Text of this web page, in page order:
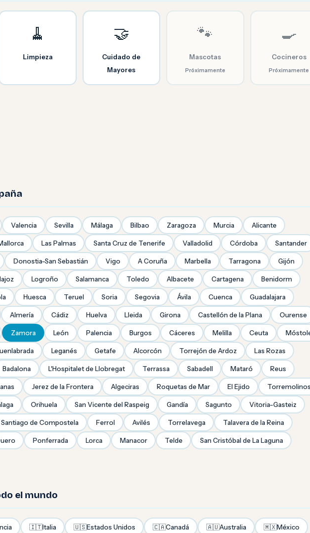
🧹
Limpieza
🤝
Cuidado de
Mayores
🐾
Mascotas
Próximamente
🍳
Cocineros
Próximamente
Valencia Sevilla Málaga Bilbao Zaragoza Murcia Alicante
Las Palmas Santa Cruz de Tenerife Valladolid Córdoba Santander
Donostia-San Sebastián Vigo A Coruña Marbella Tarragona Gijón
Logroño Salamanca Toledo Albacete Cartagena Benidorm
Huesca Teruel Soria Segovia Ávila Cuenca Guadalajara
Almería Cádiz Huelva Lleida Girona Castellón de la Plana Ourense
Zamora León Palencia Burgos Cáceres Melilla Ceuta
Leganés Getafe Alcorcón Torrejón de Ardoz Las Rozas
Badalona L'Hospitalet de Llobregat Terrassa Sabadell Mataró Reus
Jerez de la Frontera Algeciras Roquetas de Mar El Ejido Torremolinos
Orihuela San Vicente del Raspeig Gandía Sagunto Vitoria-Gasteiz
Santiago de Compostela Ferrol Avilés Torrelavega Talavera de la Reina
Ponferrada Lorca Manacor Telde San Cristóbal de La Laguna
el mundo
🇮🇹Italia 🇺🇸Estados Unidos 🇨🇦Canadá 🇦🇺Australia 🇲🇽México